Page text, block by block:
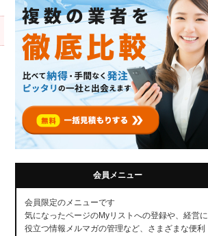
会員メニュー
会員限定のメニューです
気になったページのMyリストへの登録や、経営に
役立つ情報メルマガの管理など、さまざまな便利